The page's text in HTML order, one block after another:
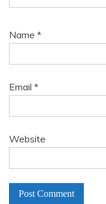
Name *
Email *
Website